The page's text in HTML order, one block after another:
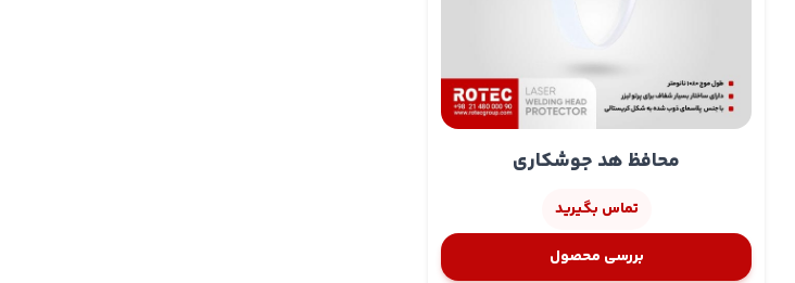
محافظ هد جوشکاری
تماس بگیرید
بررسی محصول